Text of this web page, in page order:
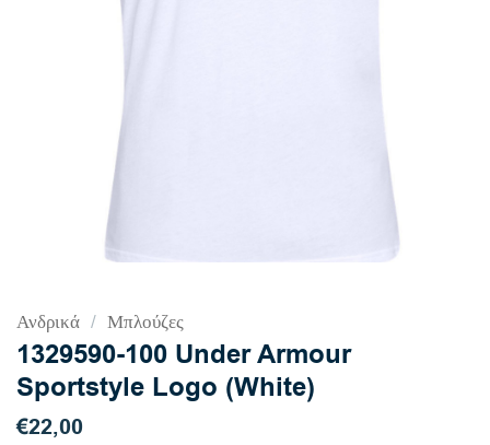
Ανδρικά / Μπλούζες
1329590-100 Under Armour
Sportstyle Logo (White)
€22,00